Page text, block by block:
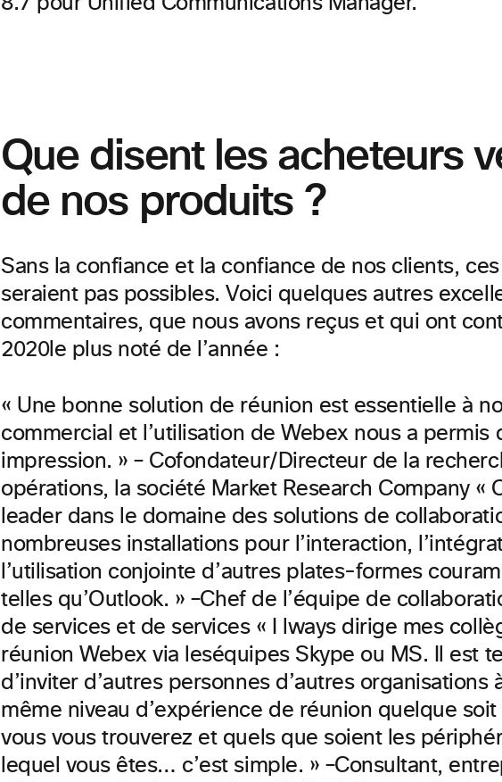
Que disent les acheteurs
de nos produits ?
Sans la confiance et la confiance de nos clients,
seraient pas possibles. Voici quelques autres
commentaires, que nous avons reçus et qui ont
2020le plus noté de l’année :
« Une bonne solution de réunion est essentielle à
commercial et l’utilisation de Webex nous a permis
impression. » – Cofondateur/Directeur de la
opérations, la société Market Research Company «
leader dans le domaine des solutions de
nombreuses installations pour l’interaction,
l’utilisation conjointe d’autres plates-formes
telles qu’Outlook. » –Chef de l’équipe de
de services et de services « I lways dirige mes
réunion Webex via leséquipes Skype ou MS. Il est
d’inviter d’autres personnes d’autres organisations
même niveau d’expérience de réunion quelque soit
vous vous trouverez et quels que soient les
lequel vous êtes… c’est simple. » –Consultant,